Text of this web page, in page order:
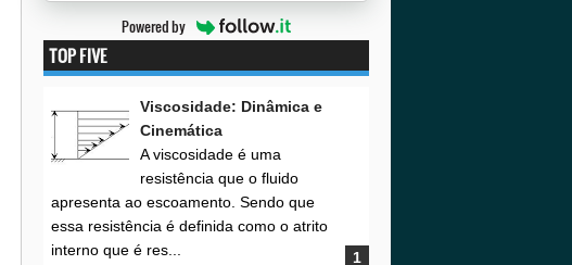
Powered by
TOP FIVE
Viscosidade: Dinâmica e
Cinemática
A viscosidade é uma
resistência que o fluido
apresenta ao escoamento. Sendo que
essa resistência é definida como o atrito
interno que é res...